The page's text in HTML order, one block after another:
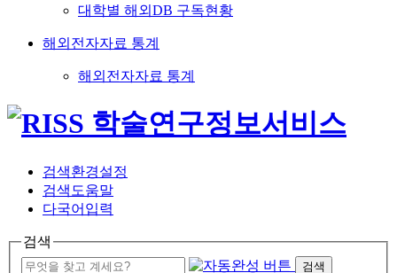
대학별 해외DB 구독현황
해외전자자료 통계
해외전자자료 통계
검색환경설정
검색도움말
다국어입력
검색
검색